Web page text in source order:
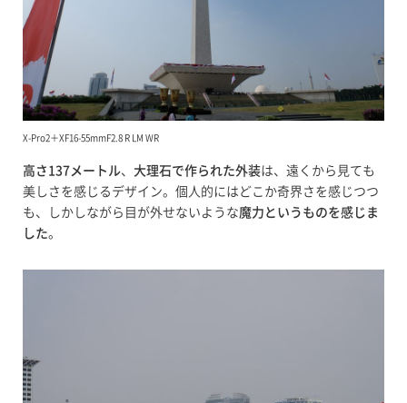
X-Pro2＋XF16-55mmF2.8 R LM WR
高さ137メートル、 大理石で作られた外装は、遠くから見ても
美しさを感じるデザイン。個人的にはどこか奇界さを感じつつ
も、しかしながら目が外せないような魔力というものを感じま
した。